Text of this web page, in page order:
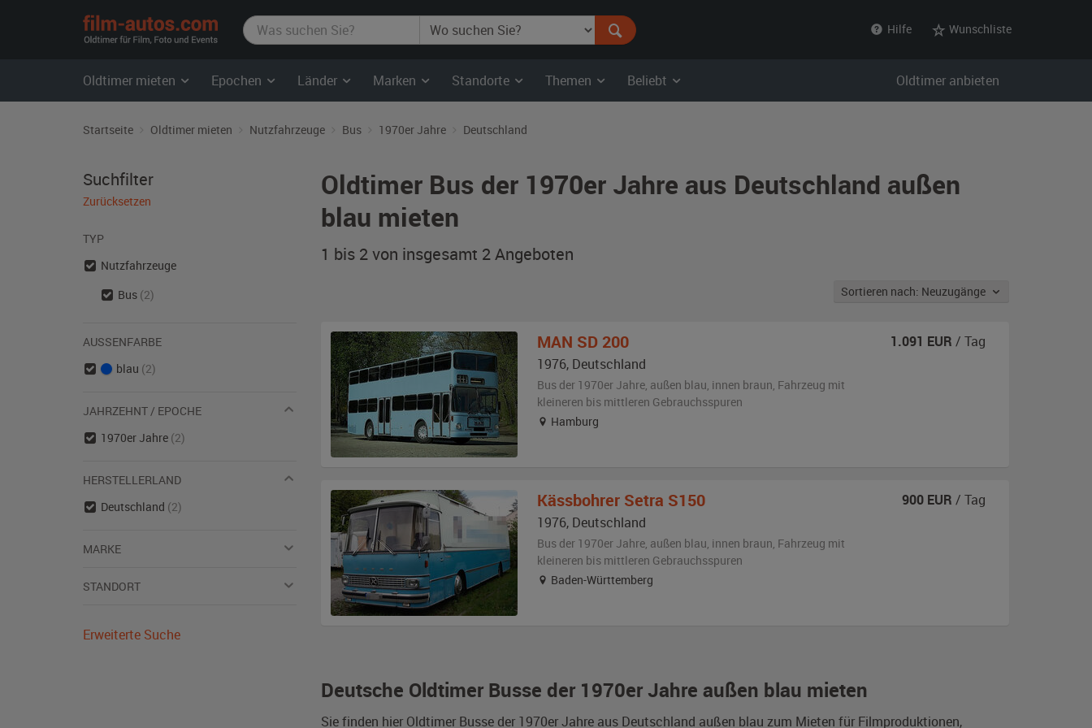
film-
autos.com
Hilfe Wunschliste
Oldtimer mieten Epochen Länder Marken Standorte Themen Beliebt Oldtimer anbieten
Startseite Oldtimer mieten Nutzfahrzeuge Bus 1970er Jahre Deutschland
Oldtimer Bus der 1970er Jahre aus Deutschland außen
blau mieten
1 bis 2 von insgesamt 2Angeboten
Sortieren nach: Neuzugänge
Deutsche Oldtimer Busse der 1970er Jahre außen blau mieten
Sie finden hier Oldtimer Busse der 1970er Jahre aus Deutschland außen blau zum Mieten für Filmproduktionen,
MAN SD 200
1976, Deutschland
Bus der 1970er Jahre, außen blau, innen braun, Fahrzeug mit
kleineren bis mittleren Gebrauchsspuren
Hamburg
1.091 EUR / Tag
Kässbohrer Setra S150
1976, Deutschland
Bus der 1970er Jahre, außen blau, innen braun, Fahrzeug mit
kleineren bis mittleren Gebrauchsspuren
Baden-Württemberg
900 EUR / Tag
Suchfilter
Zurücksetzen
TYP
Nutzfahrzeuge
Bus (2)
AUSSENFARBE
blau (2)
JAHRZEHNT / EPOCHE
1970er Jahre (2)
HERSTELLERLAND
Deutschland (2)
MARKE
STANDORT
Erweiterte Suche